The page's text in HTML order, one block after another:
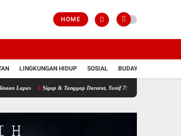
HOME
LINGKUNGAN HIDUP SOSIAL BUDAYA
Sigap & Tanggap Darurat, Yonif 751/VJS Bantu Penanganan Warga